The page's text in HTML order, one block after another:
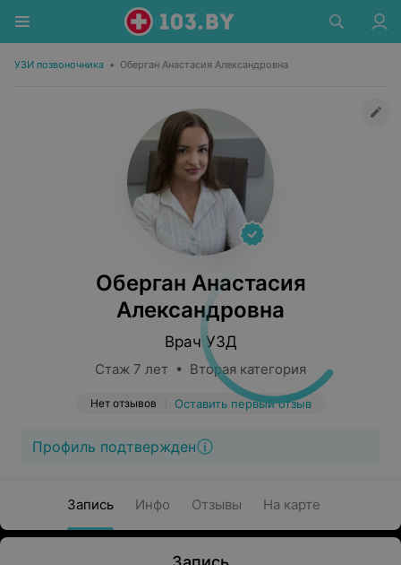
УЗИ позвоночника • Оберган Анастасия Александровна
Оберган Анастасия
Александровна
Врач УЗД
Стаж 7 лет • Вторая категория
Нет отзывов Оставить первый отзыв
Профиль подтвержден
Запись Инфо Отзывы На карте